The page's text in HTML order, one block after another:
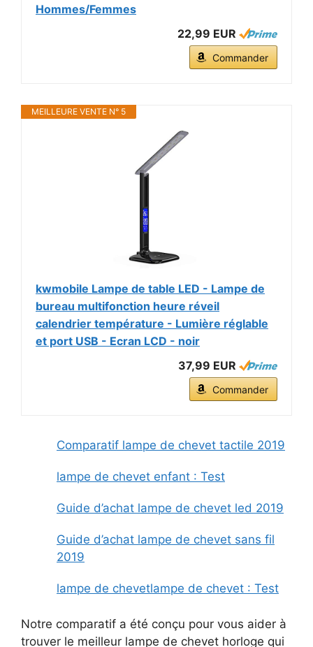
Hommes/Femmes
22,99 EUR
Commander
MEILLEURE VENTE N° 5
kwmobile Lampe de table LED - Lampe de
bureau multifonction heure réveil
calendrier température - Lumière réglable
et port USB - Ecran LCD - noir
37,99 EUR
Commander
Comparatif lampe de chevet tactile 2019
lampe de chevet enfant : Test
Guide d’achat lampe de chevet led 2019
Guide d’achat lampe de chevet sans fil
2019
lampe de chevetlampe de chevet : Test
Notre comparatif a été conçu pour vous aider à
trouver le meilleur lampe de chevet horloge qui